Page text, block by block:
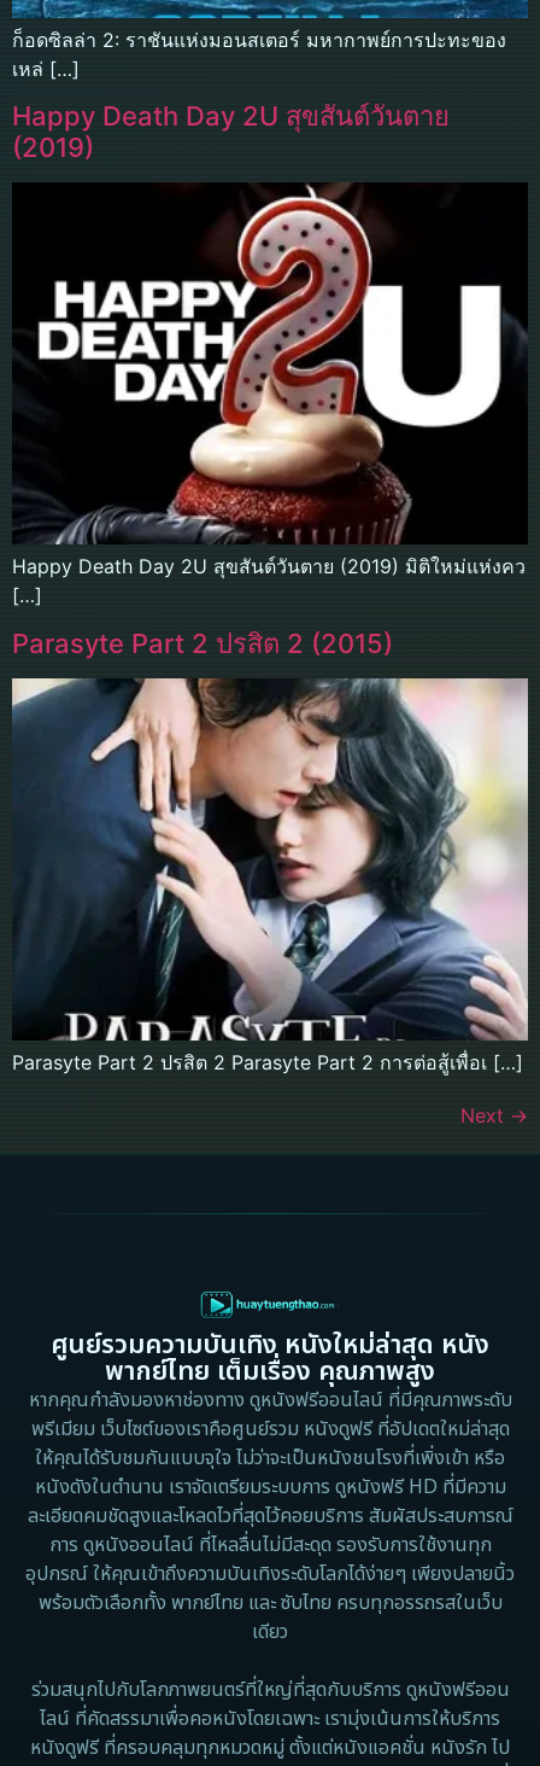
ก็อดซิลล่า 2: ราชันแห่งมอนสเตอร์ มหากาพย์การปะทะของ
เหล่ […]
Happy Death Day 2U สุขสันต์วันตาย
(2019)
Happy Death Day 2U สุขสันต์วันตาย (2019) มิติใหม่แห่งคว
[…]
Parasyte Part 2 ปรสิต 2 (2015)
Parasyte Part 2 ปรสิต 2 Parasyte Part 2 การต่อสู้เพื่อเ […]
Next →
ศูนย์รวมความบันเทิง หนังใหม่ล่าสุด หนัง
พากย์ไทย เต็มเรื่อง คุณภาพสูง
หากคุณกำลังมองหาช่องทาง ดูหนังฟรีออนไลน์ ที่มีคุณภาพระดับ
พรีเมียม เว็บไซต์ของเราคือศูนย์รวม หนังดูฟรี ที่อัปเดตใหม่ล่าสุด
ให้คุณได้รับชมกันแบบจุใจ ไม่ว่าจะเป็นหนังชนโรงที่เพิ่งเข้า หรือ
หนังดังในตำนาน เราจัดเตรียมระบบการ ดูหนังฟรี HD ที่มีความ
ละเอียดคมชัดสูงและโหลดไวที่สุดไว้คอยบริการ สัมผัสประสบการณ์
การ ดูหนังออนไลน์ ที่ไหลลื่นไม่มีสะดุด รองรับการใช้งานทุก
อุปกรณ์ ให้คุณเข้าถึงความบันเทิงระดับโลกได้ง่ายๆ เพียงปลายนิ้ว
พร้อมตัวเลือกทั้ง พากย์ไทย และ ซับไทย ครบทุกอรรถรสในเว็บ
เดียว
ร่วมสนุกไปกับโลกภาพยนตร์ที่ใหญ่ที่สุดกับบริการ ดูหนังฟรีออน
ไลน์ ที่คัดสรรมาเพื่อคอหนังโดยเฉพาะ เรามุ่งเน้นการให้บริการ
หนังดูฟรี ที่ครอบคลุมทุกหมวดหมู่ ตั้งแต่หนังแอคชั่น หนังรัก ไป